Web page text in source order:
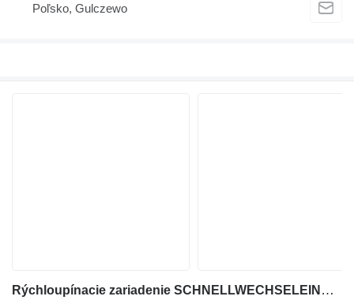
Poľsko, Gulczewo
Rýchloupínacie zariadenie SCHNELLWECHSELEINRICHTUNG na rýpadla Doosan DX140LCR-7